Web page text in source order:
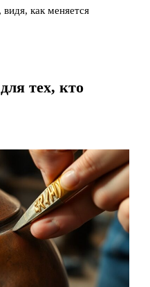
как меняется
тех, кто